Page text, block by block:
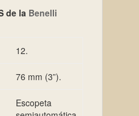
de la Benelli
12.
76 mm (3”).
Escopeta